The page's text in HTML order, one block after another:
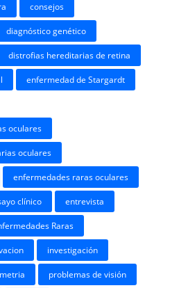
consejos
diagnóstico genético
distrofias hereditarias de retina
enfermedad de Stargardt
oculares
oculares
enfermedades raras oculares
clínico entrevista
Raras
investigación
problemas de visión